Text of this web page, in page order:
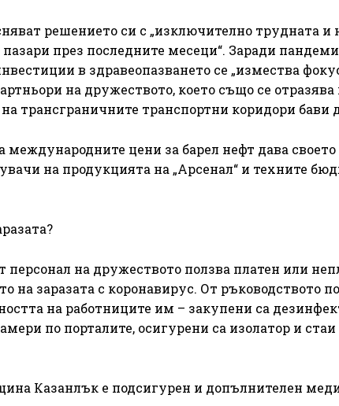
решението си с „изключително трудната
през последните месеци“. Заради
в здравеопазването се „измества
на дружеството, което също се
трансграничните транспортни коридори бави
международните цени за барел нефт дава
на продукцията на „Арсенал“ и техните
персонал на дружеството ползва платен или
на заразата с коронавирус. От ръководството
на работниците им – закупени са
по порталите, осигурени са изолатор и
Казанлък е подсигурен и допълнителен